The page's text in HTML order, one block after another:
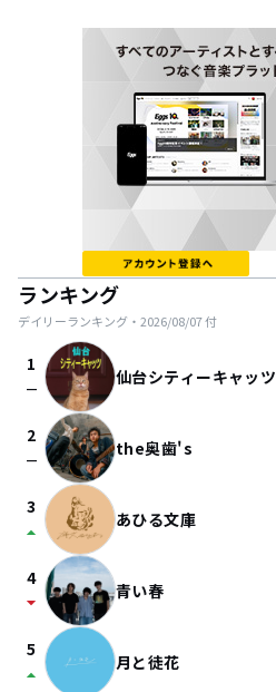
ランキング
デイリーランキング・ 2026/08/07付
1
check_indeterminate_small 仙台シティーキャッツ
2
check_indeterminate_small the奥歯's
3
arrow_drop_up あひる文庫
4
arrow_drop_down 青い春
5
arrow_drop_up 月と徒花